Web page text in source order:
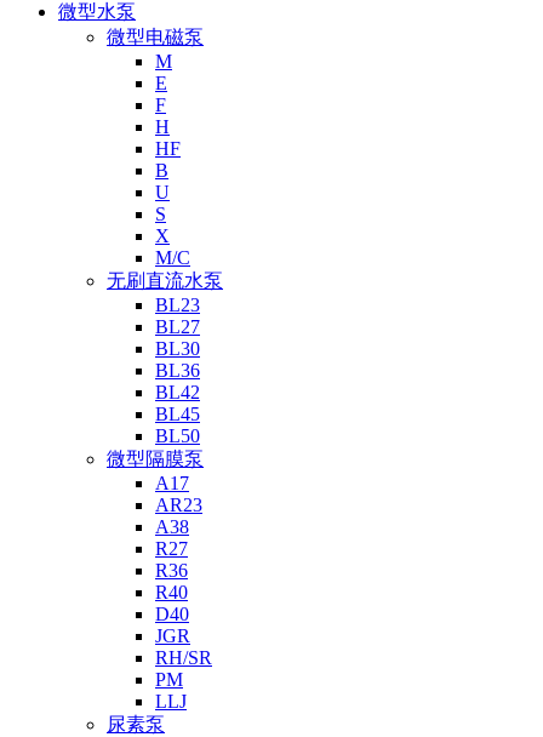
微型水泵
微型电磁泵
M
E
F
H
HF
B
U
S
X
M/C
无刷直流水泵
BL23
BL27
BL30
BL36
BL42
BL45
BL50
微型隔膜泵
A17
AR23
A38
R27
R36
R40
D40
JGR
RH/SR
PM
LLJ
尿素泵